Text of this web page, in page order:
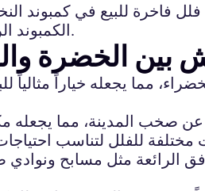
للبيع في كمبوند
الكمبوند الرسمي للحصول على أحدث العروض والتفاصيل حول الوحدات المتاحة.
بين الخضرة
مما يجعله خياراً مثالياً
صخب المدينة، مما يجعله
للفلل لتناسب
الرائعة مثل مسابح ونوادي